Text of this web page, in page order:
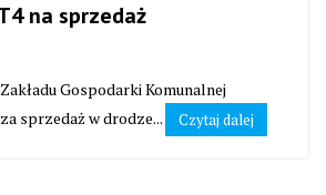
na sprzedaż
Gospodarki Komunalnej
sprzedaż w drodze...
Czytaj dalej